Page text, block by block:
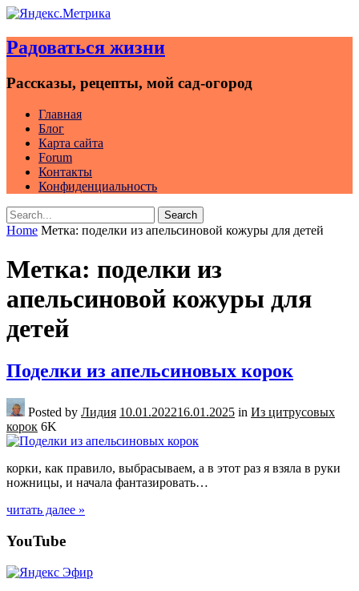
to
content
Радоваться жизни
Рассказы, рецепты, мой сад-огород
Главная
Блог
Карта сайта
Forum
Контакты
Конфиденциальность
Search
for:
Search
Home Метка: поделки из апельсиновой кожуры для детей
Метка: поделки из
апельсиновой кожуры для
детей
Поделки из апельсиновых корок
Posted by Лидия 10.01.202216.01.2025 in Из цитрусовых
корок 6K
корки, как правило, выбрасываем, а в этот раз я взяла в руки
ножницы, и начала фантазировать…
читать далее »
Posts
YouTube